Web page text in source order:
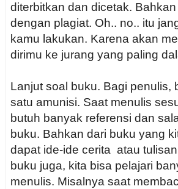
diterbitkan dan dicetak.
dengan plagiat. Oh.. no.. itu
kamu lakukan. Karena akan
dirimu ke jurang yang paling
Lanjut soal buku. Bagi penulis,
satu amunisi. Saat menulis
butuh banyak referensi dan
buku. Bahkan dari buku yang
dapat ide-ide cerita atau
buku juga, kita bisa pelajari
menulis. Misalnya saat